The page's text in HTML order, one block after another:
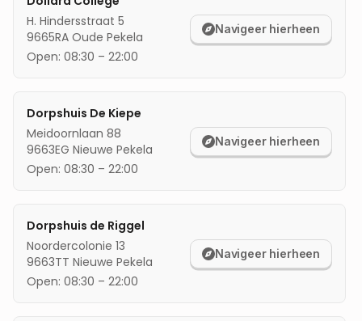
H. Hindersstraat 5
9665RA Oude Pekela
Open: 08:30 – 22:00
Navigeer hierheen
Dorpshuis De Kiepe
Meidoornlaan 88
9663EG Nieuwe Pekela
Open: 08:30 – 22:00
Navigeer hierheen
Dorpshuis de Riggel
Noordercolonie 13
9663TT Nieuwe Pekela
Open: 08:30 – 22:00
Navigeer hierheen
locatie